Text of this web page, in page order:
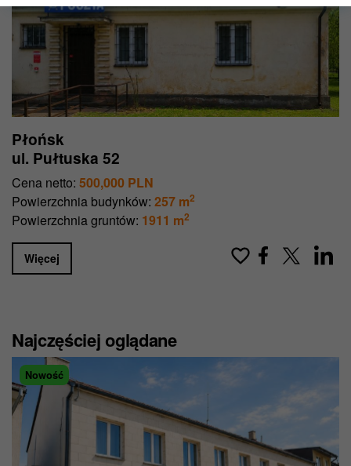
Płońsk
ul. Pułtuska 52
Cena netto: 500,000 PLN
Powierzchnia budynków: 257 m2
Powierzchnia gruntów: 1911 m2
Więcej
Najczęściej oglądane
Nowość
możesz wybrać, z którego rodzaju plików będziemy
mogli korzystać.
Zgodę na pliki cookies możesz zawsze wycofać w
ustawieniach Twojej przeglądarki.
Nie wpłynie to na ocenę, czy przed wycofaniem
zgody korzystaliśmy z plików cookie zgodnie z
prawem.
Więcej informacji znajdziesz w naszej
prywatności